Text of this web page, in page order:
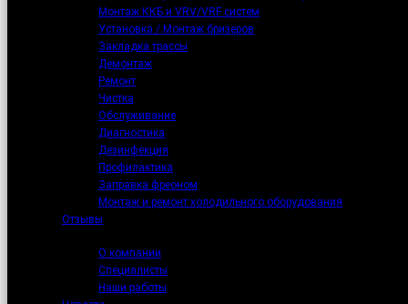
Монтаж ККБ и VRV/VRF систем
Установка / Монтаж бризеров
Закладка трассы
Демонтаж
Ремонт
Чистка
Обслуживание
Диагностика
Дезинфекция
Профилактика
Заправка фреоном
Монтаж и ремонт холодильного оборудования
Отзывы
О компании
Специалисты
Наши работы